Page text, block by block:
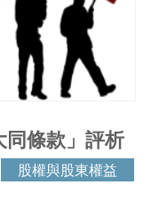
同條款」評析
股權與股東權益